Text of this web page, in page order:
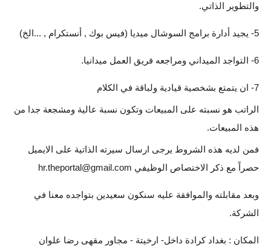
والتطوير الذاتي.
5- يجيد أدارة برامج السوشال ميديا (فيس بوك , أنستكرام , ...الخ)
6- التواجد الميداني ومراجعه فريق العمل ميدانيا.
7- ان يتمتع بشخصية قيادية ولباقة في الكلام
الراتب هو نسبته على المبيعات وتكون نسبة عالية ومشجعة جدا من
هذه المبيعات.
فمن لديه هذه الشروط يرجى ارسال سيرته الذاتية على الايميل
حصراً مع ذكر الاختصاص الوظيفي hr.theportal@gmail.com
وبعد مقابلته والموافقة عليه سنكون سعيدين بتواجده معنا في
الشركة.
المكان : بغداد كرادة داخل- ارخيتة - مجاور مقهى رضا علوان